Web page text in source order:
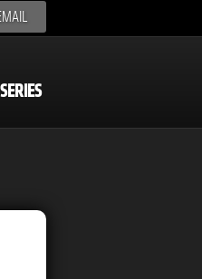
SERIES